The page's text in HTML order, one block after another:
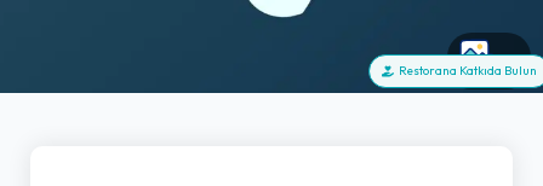
+1
Restorana Katkıda Bulun